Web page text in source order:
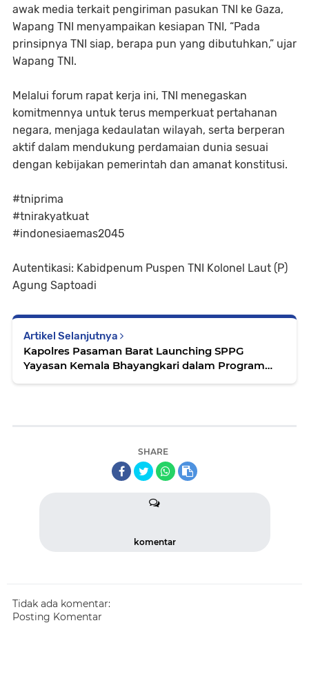
awak media terkait pengiriman pasukan TNI ke Gaza,
Wapang TNI menyampaikan kesiapan TNI, “Pada
prinsipnya TNI siap, berapa pun yang dibutuhkan,” ujar
Wapang TNI.
Melalui forum rapat kerja ini, TNI menegaskan
komitmennya untuk terus memperkuat pertahanan
negara, menjaga kedaulatan wilayah, serta berperan
aktif dalam mendukung perdamaian dunia sesuai
dengan kebijakan pemerintah dan amanat konstitusi.
#tniprima
#tnirakyatkuat
#indonesiaemas2045
Autentikasi: Kabidpenum Puspen TNI Kolonel Laut (P)
Agung Saptoadi
Artikel Selanjutnya
Kapolres Pasaman Barat Launching SPPG
Yayasan Kemala Bhayangkari dalam Program
SHARE
komentar
Tidak ada komentar:
Posting Komentar